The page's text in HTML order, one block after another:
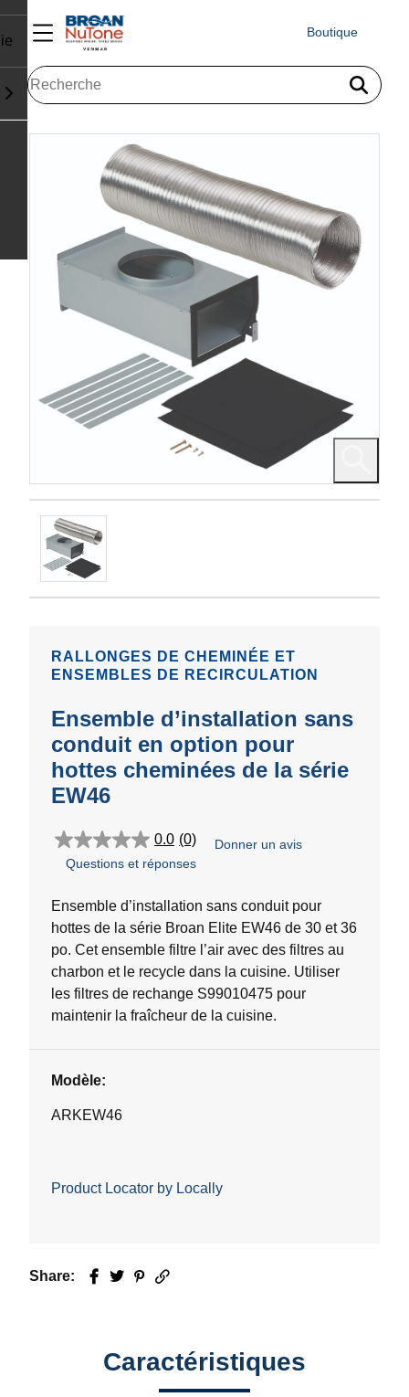
Boutique
RALLONGES DE CHEMINÉE ET
ENSEMBLES DE RECIRCULATION
Ensemble d’installation sans
conduit en option pour
hottes cheminées de la série
EW46
0.0 (0)
0.0
étoile(s)
5.
Donner un avis
Questions et réponses
Ensemble d’installation sans conduit pour
hottes de la série Broan Elite EW46 de 30 et 36
po. Cet ensemble filtre l’air avec des filtres au
charbon et le recycle dans la cuisine. Utiliser
les filtres de rechange S99010475 pour
maintenir la fraîcheur de la cuisine.
Modèle:
ARKEW46
Product Locator by Locally
Share: Facebook
TwitterPinterest
Email
Caractéristiques